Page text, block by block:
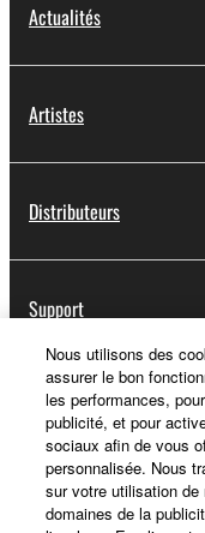
Actualités
Artistes
Distributeurs
Support
Yamaha Music ID -
A propos de Yamaha
Nous utilisons des
assurer le bon
les performances,
publicité, et pour
sociaux afin de vous
personnalisée. Nous
sur votre utilisation
domaines de la